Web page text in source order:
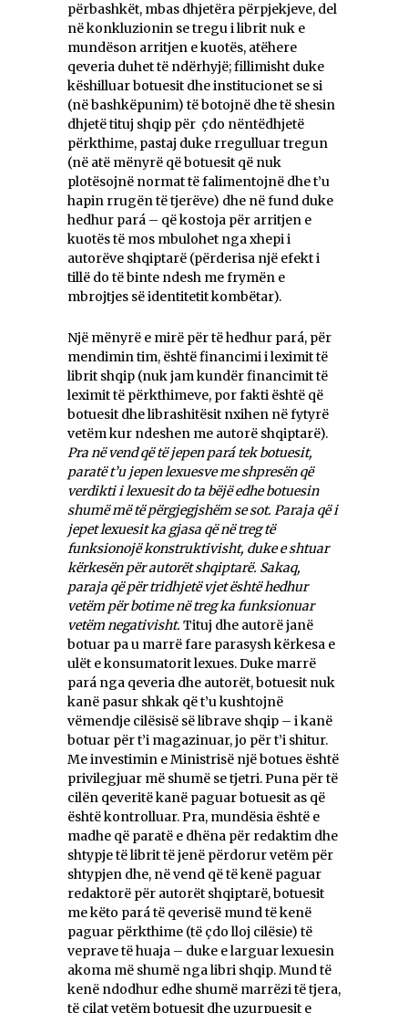
përbashkët, mbas dhjetëra përpjekjeve, del
në konkluzionin se tregu i librit nuk e
mundëson arritjen e kuotës, atëhere
qeveria duhet të ndërhyjë; fillimisht duke
këshilluar botuesit dhe institucionet se si
(në bashkëpunim) të botojnë dhe të shesin
dhjetë tituj shqip për çdo nëntëdhjetë
përkthime, pastaj duke rregulluar tregun
(në atë mënyrë që botuesit që nuk
plotësojnë normat të falimentojnë dhe t’u
hapin rrugën të tjerëve) dhe në fund duke
hedhur pará – që kostoja për arritjen e
kuotës të mos mbulohet nga xhepi i
autorëve shqiptarë (përderisa një efekt i
tillë do të binte ndesh me frymën e
mbrojtjes së identitetit kombëtar).
Një mënyrë e mirë për të hedhur pará, për
mendimin tim, është financimi i leximit të
librit shqip (nuk jam kundër financimit të
leximit të përkthimeve, por fakti është që
botuesit dhe librashitësit nxihen në fytyrë
vetëm kur ndeshen me autorë shqiptarë).
Pra në vend që të jepen pará tek botuesit,
paratë t’u jepen lexuesve me shpresën që
verdikti i lexuesit do ta bëjë edhe botuesin
shumë më të përgjegjshëm se sot. Paraja që i
jepet lexuesit ka gjasa që në treg të
funksionojë konstruktivisht, duke e shtuar
kërkesën për autorët shqiptarë. Sakaq,
paraja që për tridhjetë vjet është hedhur
vetëm për botime në treg ka funksionuar
vetëm negativisht. Tituj dhe autorë janë
botuar pa u marrë fare parasysh kërkesa e
ulët e konsumatorit lexues. Duke marrë
pará nga qeveria dhe autorët, botuesit nuk
kanë pasur shkak që t’u kushtojnë
vëmendje cilësisë së librave shqip – i kanë
botuar për t’i magazinuar, jo për t’i shitur.
Me investimin e Ministrisë një botues është
privilegjuar më shumë se tjetri. Puna për të
cilën qeveritë kanë paguar botuesit as që
është kontrolluar. Pra, mundësia është e
madhe që paratë e dhëna për redaktim dhe
shtypje të librit të jenë përdorur vetëm për
shtypjen dhe, në vend që të kenë paguar
redaktorë për autorët shqiptarë, botuesit
me këto pará të qeverisë mund të kenë
paguar përkthime (të çdo lloj cilësie) të
veprave të huaja – duke e larguar lexuesin
akoma më shumë nga libri shqip. Mund të
kenë ndodhur edhe shumë marrëzi të tjera,
të cilat vetëm botuesit dhe uzurpuesit e